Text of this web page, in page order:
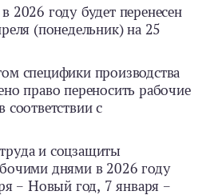
2026 году будет перенесен
(понедельник) на 25
специфики производства
право переносить рабочие
с
и соцзащиты
днями в 2026 году
– Новый год, 7 января –